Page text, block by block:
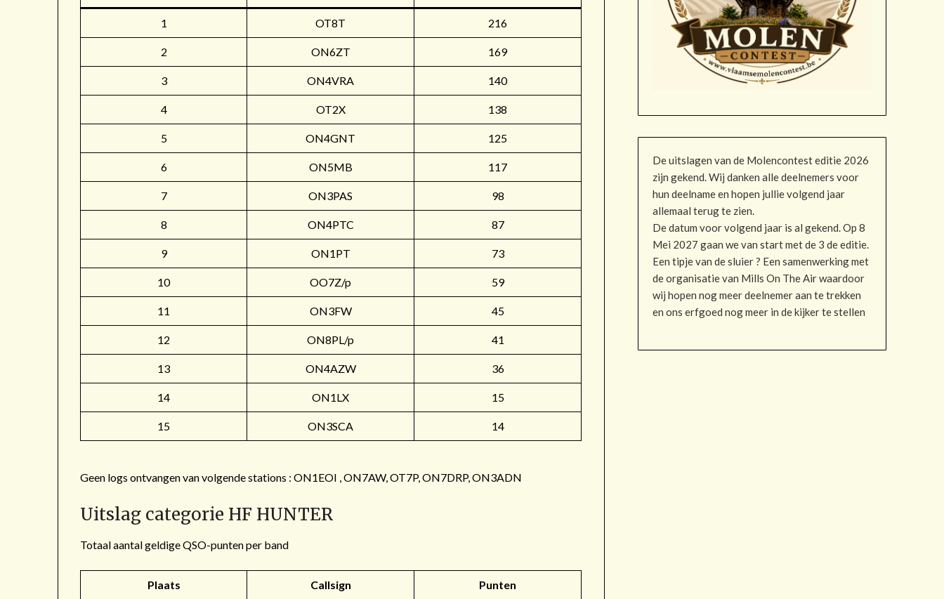
1 OT8T 216
2 ON6ZT 169
3 ON4VRA 140
4 OT2X 138
5 ON4GNT 125
6 ON5MB 117
7 ON3PAS 98
8 ON4PTC 87
9 ON1PT 73
10 OO7Z/p 59
11 ON3FW 45
12 ON8PL/p 41
13 ON4AZW 36
14 ON1LX 15
15 ON3SCA 14
Geen logs ontvangen van volgende stations : ON1EOI , ON7AW, OT7P, ON7DRP, ON3ADN
Uitslag categorie HF HUNTER
Totaal aantal geldige QSO-punten per band
Plaats Callsign Punten
De uitslagen van de Molencontest editie 2026
zijn gekend. Wij danken alle deelnemers voor
hun deelname en hopen jullie volgend jaar
allemaal terug te zien.
De datum voor volgend jaar is al gekend. Op 8
Mei 2027 gaan we van start met de 3 de editie.
Een tipje van de sluier ? Een samenwerking met
de organisatie van Mills On The Air waardoor
wij hopen nog meer deelnemer aan te trekken
en ons erfgoed nog meer in de kijker te stellen